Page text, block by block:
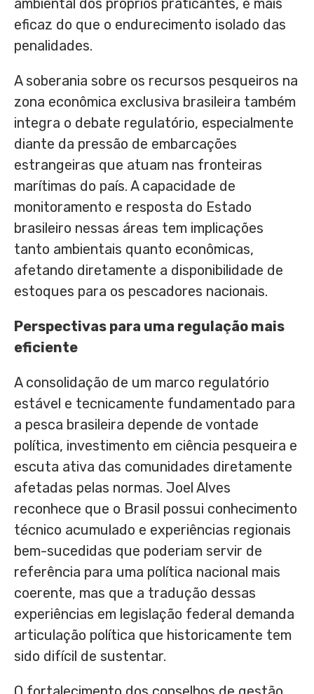
eficaz do que o endurecimento isolado das
penalidades.
A soberania sobre os recursos pesqueiros na
zona econômica exclusiva brasileira também
integra o debate regulatório, especialmente
diante da pressão de embarcações
estrangeiras que atuam nas fronteiras
marítimas do país. A capacidade de
monitoramento e resposta do Estado
brasileiro nessas áreas tem implicações
tanto ambientais quanto econômicas,
afetando diretamente a disponibilidade de
estoques para os pescadores nacionais.
Perspectivas para uma regulação mais
eficiente
A consolidação de um marco regulatório
estável e tecnicamente fundamentado para
a pesca brasileira depende de vontade
política, investimento em ciência pesqueira e
escuta ativa das comunidades diretamente
afetadas pelas normas. Joel Alves
reconhece que o Brasil possui conhecimento
técnico acumulado e experiências regionais
bem-sucedidas que poderiam servir de
referência para uma política nacional mais
coerente, mas que a tradução dessas
experiências em legislação federal demanda
articulação política que historicamente tem
sido difícil de sustentar.